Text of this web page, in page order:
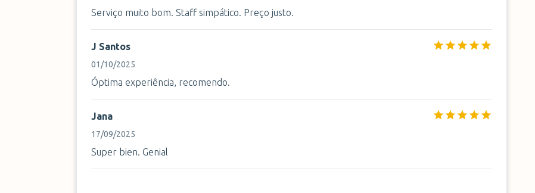
Serviço muito bom. Staff simpático. Preço justo.
J Santos
01/10/2025
Óptima experiência, recomendo.
Jana
17/09/2025
Super bien. Genial